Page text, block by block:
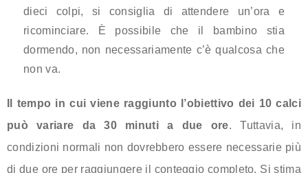
dieci colpi, si consiglia di attendere un’ora e
ricominciare. È possibile che il bambino stia
dormendo, non necessariamente c’è qualcosa che
non va.
Il tempo in cui viene raggiunto l’obiettivo dei 10 calci
può variare da 30 minuti a due ore. Tuttavia, in
condizioni normali non dovrebbero essere necessarie più
di due ore per raggiungere il conteggio completo. Si stima